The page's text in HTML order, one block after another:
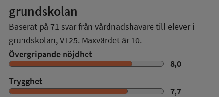
grundskolan
Baserat på 71 svar från vårdnadshavare till elever i
grundskolan,VT25. Maxvärdet är 10.
Övergripande nöjdhet
8,0
Trygghet
7,7